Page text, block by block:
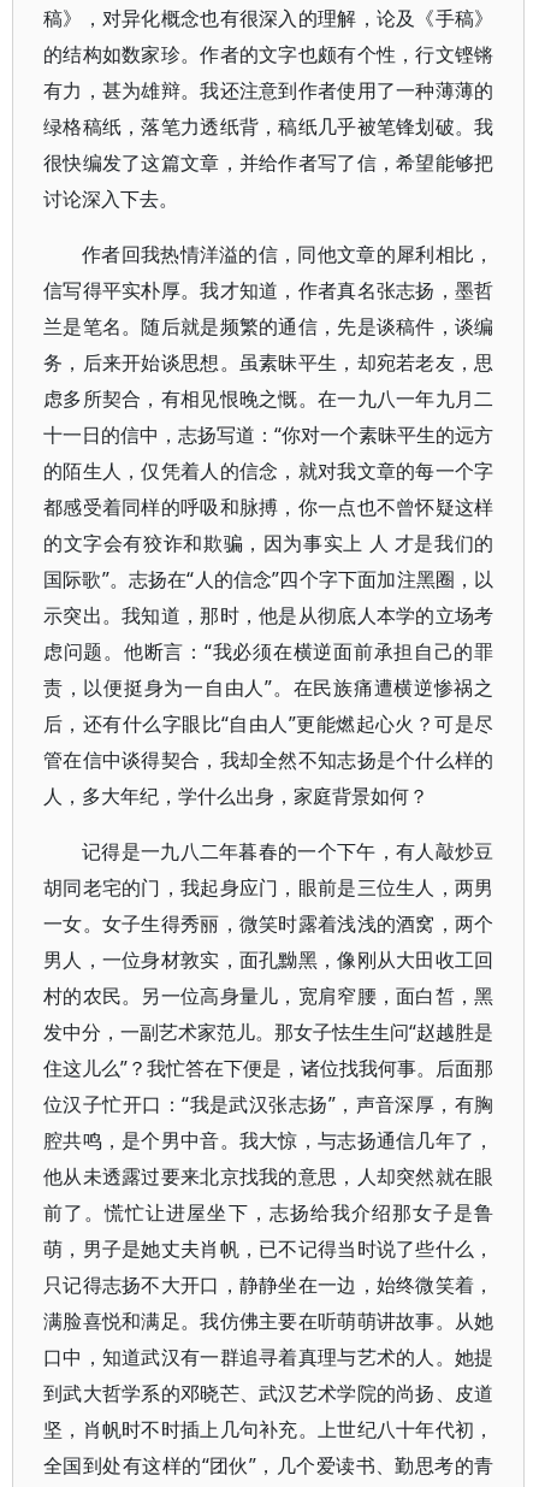
稿》，对异化概念也有很深入的理解，论及《手稿》
的结构如数家珍。作者的文字也颇有个性，行文铿锵
有力，甚为雄辩。我还注意到作者使用了一种薄薄的
绿格稿纸，落笔力透纸背，稿纸几乎被笔锋划破。我
很快编发了这篇文章，并给作者写了信，希望能够把
讨论深入下去。
作者回我热情洋溢的信，同他文章的犀利相比，
信写得平实朴厚。我才知道，作者真名张志扬，墨哲
兰是笔名。随后就是频繁的通信，先是谈稿件，谈编
务，后来开始谈思想。虽素昧平生，却宛若老友，思
虑多所契合，有相见恨晚之慨。在一九八一年九月二
十一日的信中，志扬写道：“你对一个素昧平生的远方
的陌生人，仅凭着人的信念，就对我文章的每一个字
都感受着同样的呼吸和脉搏，你一点也不曾怀疑这样
的文字会有狡诈和欺骗，因为事实上 人 才是我们的
国际歌”。志扬在“人的信念”四个字下面加注黑圈，以
示突出。我知道，那时，他是从彻底人本学的立场考
虑问题。他断言：“我必须在横逆面前承担自己的罪
责，以便挺身为一自由人”。在民族痛遭横逆惨祸之
后，还有什么字眼比“自由人”更能燃起心火？可是尽
管在信中谈得契合，我却全然不知志扬是个什么样的
人，多大年纪，学什么出身，家庭背景如何？
记得是一九八二年暮春的一个下午，有人敲炒豆
胡同老宅的门，我起身应门，眼前是三位生人，两男
一女。女子生得秀丽，微笑时露着浅浅的酒窝，两个
男人，一位身材敦实，面孔黝黑，像刚从大田收工回
村的农民。另一位高身量儿，宽肩窄腰，面白皙，黑
发中分，一副艺术家范儿。那女子怯生生问“赵越胜是
住这儿么”？我忙答在下便是，诸位找我何事。后面那
位汉子忙开口：“我是武汉张志扬”，声音深厚，有胸
腔共鸣，是个男中音。我大惊，与志扬通信几年了，
他从未透露过要来北京找我的意思，人却突然就在眼
前了。慌忙让进屋坐下，志扬给我介绍那女子是鲁
萌，男子是她丈夫肖帆，已不记得当时说了些什么，
只记得志扬不大开口，静静坐在一边，始终微笑着，
满脸喜悦和满足。我仿佛主要在听萌萌讲故事。从她
口中，知道武汉有一群追寻着真理与艺术的人。她提
到武大哲学系的邓晓芒、武汉艺术学院的尚扬、皮道
坚，肖帆时不时插上几句补充。上世纪八十年代初，
全国到处有这样的“团伙”，几个爱读书、勤思考的青